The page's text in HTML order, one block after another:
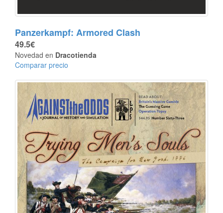
Panzerkampf: Armored Clash
49.5€
Novedad en Dracotienda
Comparar precio